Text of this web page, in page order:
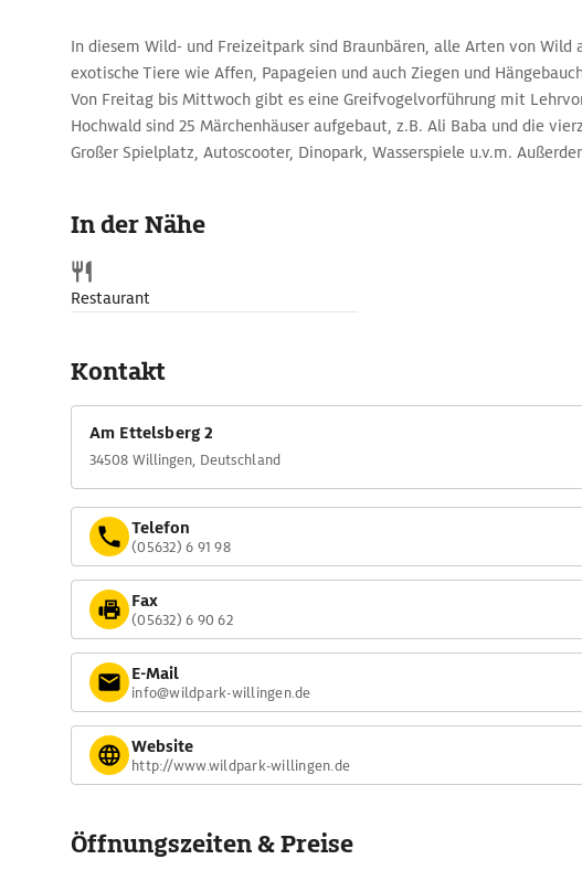
In diesem Wild- und Freizeitpark sind Braunbären, alle Arten von Wild
exotische Tiere wie Affen, Papageien und auch Ziegen und
Von Freitag bis Mittwoch gibt es eine Greifvogelvorführung mit
Hochwald sind 25 Märchenhäuser aufgebaut, z.B. Ali Baba und die
Großer Spielplatz, Autoscooter, Dinopark, Wasserspiele u.v.m.
In der Nähe
Restaurant
Kontakt
Am Ettelsberg 2
34508 Willingen, Deutschland
Telefon
(05632) 6 91 98
Fax
(05632) 6 90 62
E-Mail
info@wildpark-willingen.de
Website
http://www.wildpark-willingen.de
Öffnungszeiten & Preise